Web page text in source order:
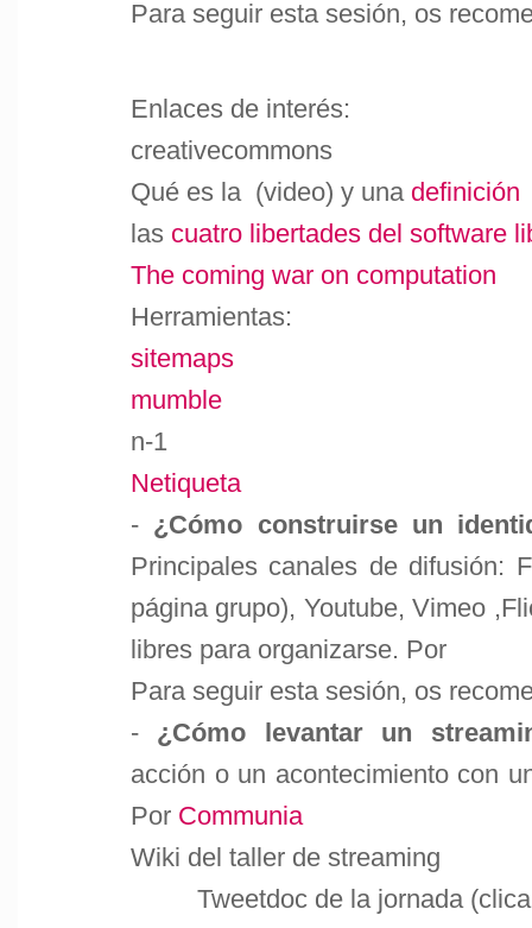
Para seguir esta sesión, os
Enlaces de interés:
creativecommons
Qué es la (video) y una definición
las cuatro libertades del software
The coming war on computation
Herramientas:
sitemaps
mumble
n-1
Netiqueta
- ¿Cómo construirse un
Principales canales de difusión:
página grupo), Youtube, Vimeo
libres para organizarse. Por
Para seguir esta sesión, os
- ¿Cómo levantar un
acción o un acontecimiento con
Por Communia
Wiki del taller de streaming
Tweetdoc de la jornada